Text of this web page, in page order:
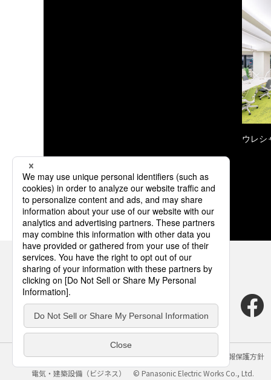
ウレシ
サイトのご利用にあたって クッキーポリシー
個人情報保護方針
電気・建築設備（ビジネス）
© Panasonic Electric Works Co., Ltd.